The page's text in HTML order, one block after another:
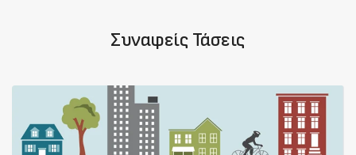
Συναφείς Τάσεις